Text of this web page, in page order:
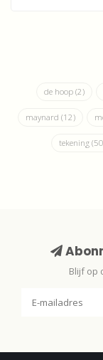
de hoop (2)
maynard (12)
tekening
Blijf op